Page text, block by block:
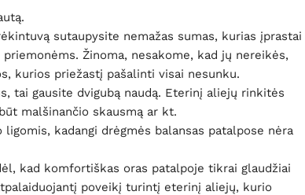
sutaupysite nemažas sumas, kurias įprastai
Žinoma, nesakome, kad jų nereikės,
kurios priežastį pašalinti visai nesunku.
tai gausite dvigubą naudą. Eterinį aliejų rinkitės
malšinančio skausmą ar kt.
kadangi drėgmės balansas patalpose nėra
kad komfortiškas oras patalpoje tikrai glaudžiai
poveikį turintį eterinį aliejų, kurio